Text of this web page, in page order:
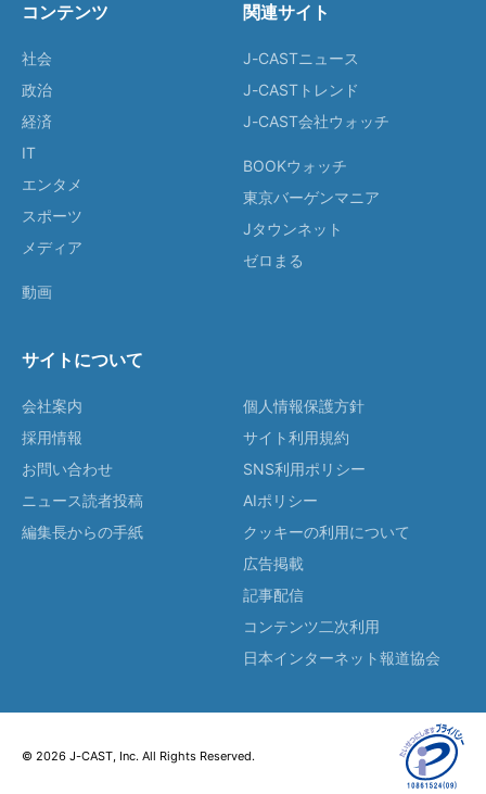
コンテンツ
社会
政治
経済
IT
エンタメ
スポーツ
メディア
動画
関連サイト
J-CASTニュース
J-CASTトレンド
J-CAST会社ウォッチ
BOOKウォッチ
東京バーゲンマニア
Jタウンネット
ゼロまる
サイトについて
会社案内
採用情報
お問い合わせ
ニュース読者投稿
編集長からの手紙
個人情報保護方針
サイト利用規約
SNS利用ポリシー
AIポリシー
クッキーの利用について
広告掲載
記事配信
コンテンツ二次利用
日本インターネット報道協会
© 2026 J-CAST, Inc. All Rights Reserved.